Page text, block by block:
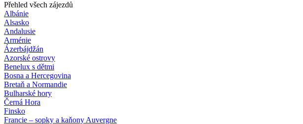
Přehled všech zájezdů
Albánie
Alsasko
Andalusie
Arménie
Ázerbájdžán
Azorské ostrovy
Benelux s dětmi
Bosna a Hercegovina
Bretaň a Normandie
Bulharské hory
Černá Hora
Finsko
Francie – sopky a kaňony Auvergne